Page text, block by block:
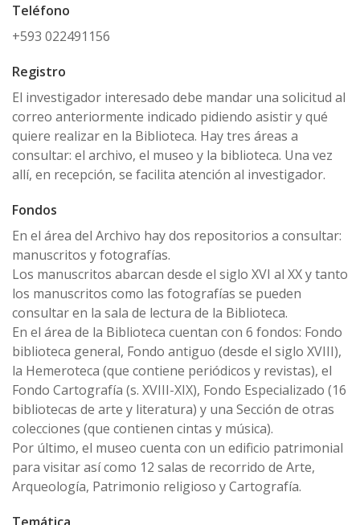
Teléfono
+593 022491156
Registro
El investigador interesado debe mandar una solicitud al
correo anteriormente indicado pidiendo asistir y qué
quiere realizar en la Biblioteca. Hay tres áreas a
consultar: el archivo, el museo y la biblioteca. Una vez
allí, en recepción, se facilita atención al investigador.
Fondos
En el área del Archivo hay dos repositorios a consultar:
manuscritos y fotografías.
Los manuscritos abarcan desde el siglo XVI al XX y tanto
los manuscritos como las fotografías se pueden
consultar en la sala de lectura de la Biblioteca.
En el área de la Biblioteca cuentan con 6 fondos: Fondo
biblioteca general, Fondo antiguo (desde el siglo XVIII),
la Hemeroteca (que contiene periódicos y revistas), el
Fondo Cartografía (s. XVIII-XIX), Fondo Especializado (16
bibliotecas de arte y literatura) y una Sección de otras
colecciones (que contienen cintas y música).
Por último, el museo cuenta con un edificio patrimonial
para visitar así como 12 salas de recorrido de Arte,
Arqueología, Patrimonio religioso y Cartografía.